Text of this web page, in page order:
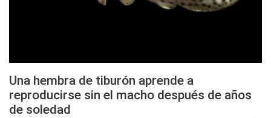
Una hembra de tiburón aprende a
reproducirse sin el macho después de años
de soledad